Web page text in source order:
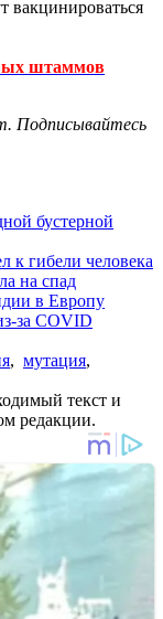
вакцинироваться
штаммов
Подписывайтесь
бустерной
к гибели человека
на спад
в Европу
за COVID
, мутация,
текст и
редакции.